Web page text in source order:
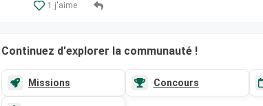
1 j'aime
Continuez d'explorer la communauté !
Missions Concours